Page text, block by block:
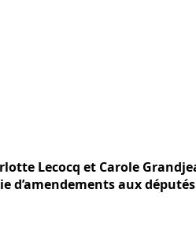
Lecocq et Carole
d’amendements aux